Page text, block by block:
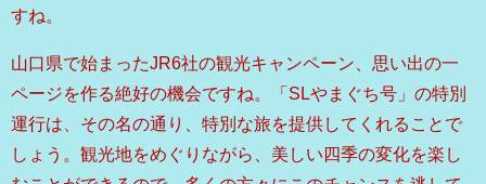
すね。
山口県で始まったJR6社の観光キャンペーン、思い出の一
ページを作る絶好の機会ですね。「SLやまぐち号」の特別
運行は、その名の通り、特別な旅を提供してくれることで
しょう。観光地をめぐりながら、美しい四季の変化を楽し